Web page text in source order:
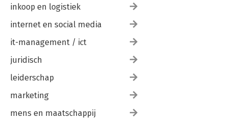
inkoop en logistiek
internet en social media
it-management / ict
juridisch
leiderschap
marketing
mens en maatschappij